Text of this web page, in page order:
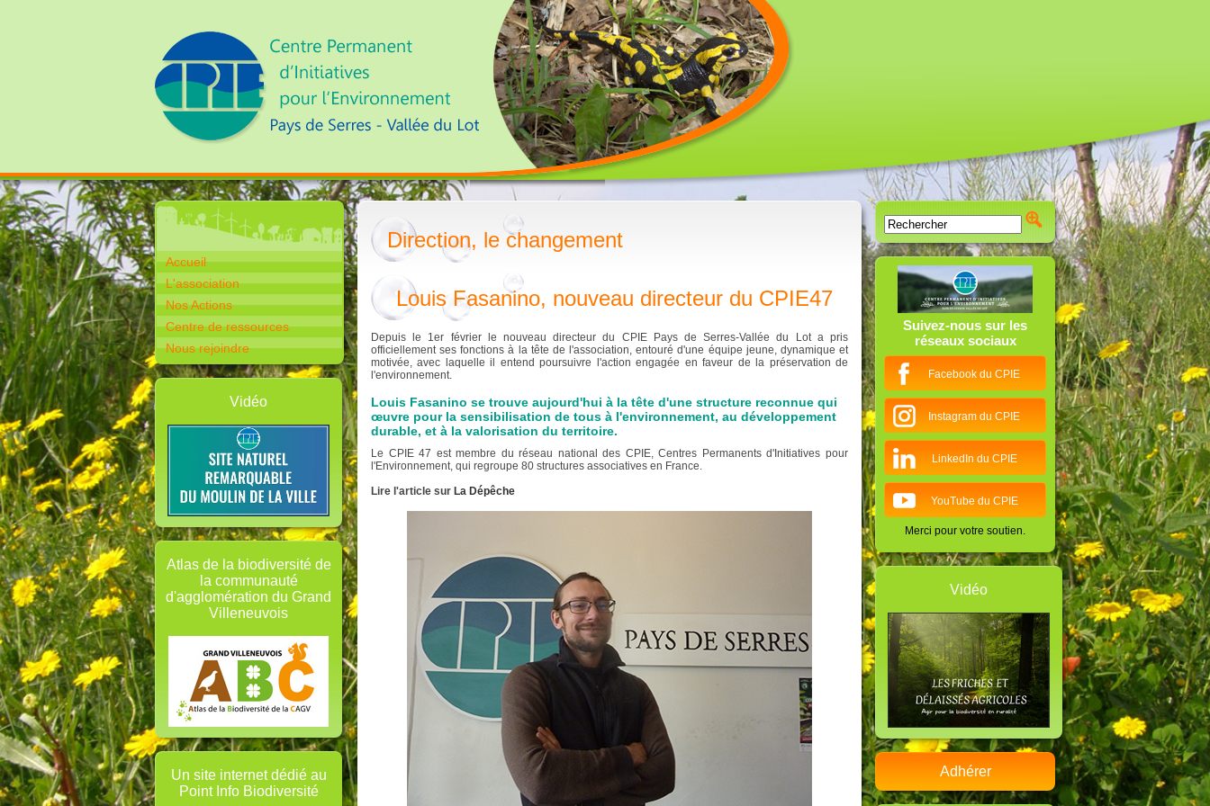
Accueil
L'association
Nos Actions
Centre de ressources
Nous rejoindre
Vidéo
Atlas de la biodiversité de
la communauté
d'agglomération du Grand
Villeneuvois
Un site internet dédié au
Point Info Biodiversité
Direction, le changement
Louis Fasanino, nouveau directeur du CPIE47
Depuis le 1er février le nouveau directeur du CPIE Pays de Serres-Vallée du Lot a pris
officiellement ses fonctions à la tête de l'association, entouré d'une équipe jeune, dynamique et
motivée, avec laquelle il entend poursuivre l'action engagée en faveur de la préservation de
l'environnement.
Louis Fasanino se trouve aujourd'hui à la tête d'une structure reconnue qui
œuvre pour la sensibilisation de tous à l'environnement, au développement
durable, et à la valorisation du territoire.
Le CPIE 47 est membre du réseau national des CPIE, Centres Permanents d'Initiatives pour
l'Environnement, qui regroupe 80 structures associatives en France.
Lire l'article sur La Dépêche
Suivez-nous sur les
réseaux sociaux
Facebook du CPIE
Instagram du CPIE
LinkedIn du CPIE
YouTube du CPIE
Merci pour votre soutien.
Vidéo
Adhérer